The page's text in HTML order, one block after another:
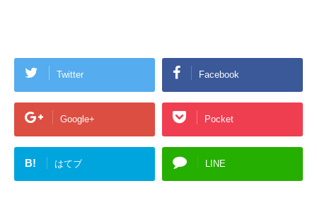
Twitter Facebook
Google+ Pocket
B! はてブ LINE